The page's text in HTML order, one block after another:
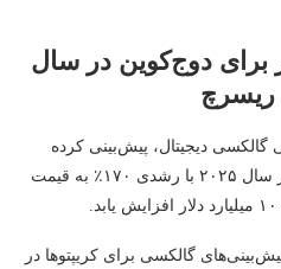
قیمت ۱ دلار برای دوج‌کوین در سال
دیجیتال، پیش‌بینی کرده
است که دوج‌کوین ممکن است در سال ۲۰۲۵ با رشدی ۱۷۰٪ به قیمت
گالکسی برای کریپتوها در